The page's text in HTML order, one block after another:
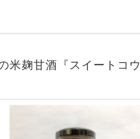
米麹甘酒『スイートコウ